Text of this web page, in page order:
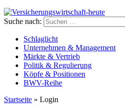
Versicherungswirtschaft-heute
Suche nach:
Schlaglicht
Unternehmen & Management
Märkte & Vertrieb
Politik & Regulierung
Köpfe & Positionen
BWV-Reihe
Startseite » Login